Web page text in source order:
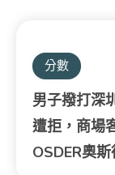
分數
男子撥打深
遭拒，商場
OSDER奧